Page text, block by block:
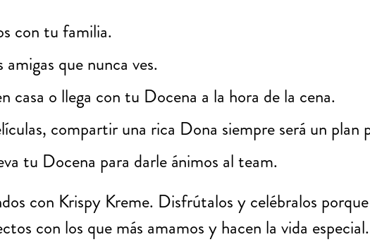
con tu familia.
que nunca ves.
casa o llega con tu Docena a la hora de la cena.
compartir una rica Dona siempre será un plan
tu Docena para darle ánimos al team.
con Krispy Kreme. Disfrútalos y celébralos
con los que más amamos y hacen la vida especial.